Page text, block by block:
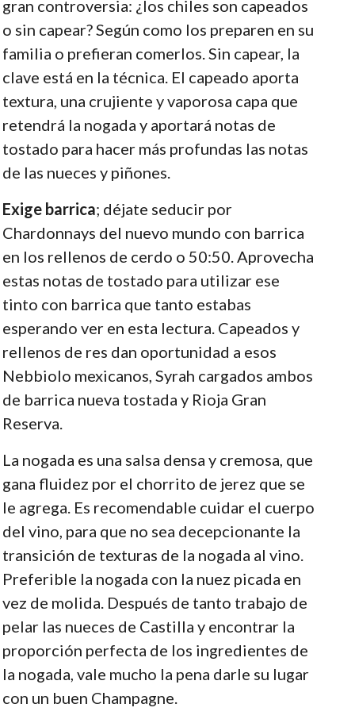
gran controversia: ¿los chiles son capeados
o sin capear? Según como los preparen en su
familia o prefieran comerlos. Sin capear, la
clave está en la técnica. El capeado aporta
textura, una crujiente y vaporosa capa que
retendrá la nogada y aportará notas de
tostado para hacer más profundas las notas
de las nueces y piñones.
Exige barrica; déjate seducir por
Chardonnays del nuevo mundo con barrica
en los rellenos de cerdo o 50:50. Aprovecha
estas notas de tostado para utilizar ese
tinto con barrica que tanto estabas
esperando ver en esta lectura. Capeados y
rellenos de res dan oportunidad a esos
Nebbiolo mexicanos, Syrah cargados ambos
de barrica nueva tostada y Rioja Gran
Reserva.
La nogada es una salsa densa y cremosa, que
gana fluidez por el chorrito de jerez que se
le agrega. Es recomendable cuidar el cuerpo
del vino, para que no sea decepcionante la
transición de texturas de la nogada al vino.
Preferible la nogada con la nuez picada en
vez de molida. Después de tanto trabajo de
pelar las nueces de Castilla y encontrar la
proporción perfecta de los ingredientes de
la nogada, vale mucho la pena darle su lugar
con un buen Champagne.